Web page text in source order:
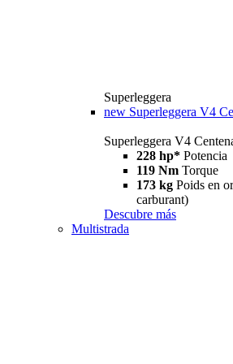
Superleggera
new Superleggera V4
Superleggera V4
228 hp* Potencia
119 Nm Torque
173 kg Poids en
carburant)
Descubre más
Multistrada